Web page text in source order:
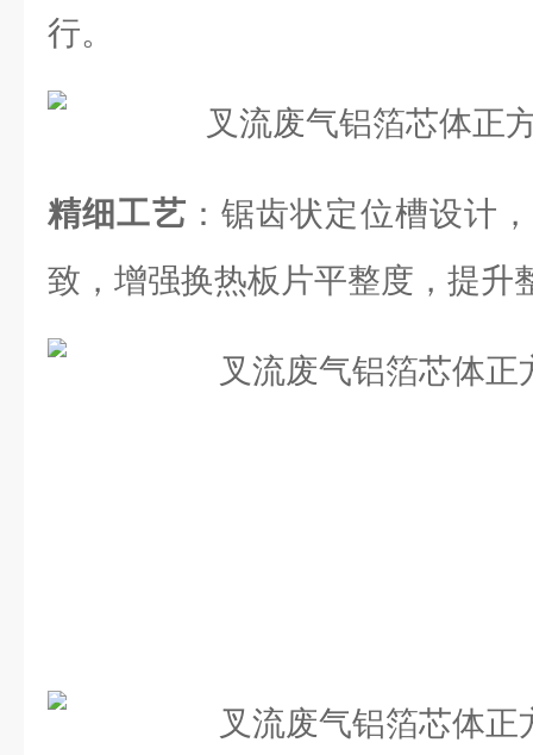
行。
精细工艺 ：锯齿状定位槽设计
致，增强换热板片平整度，提升